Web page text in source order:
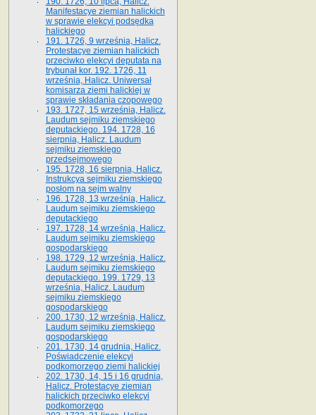
Manifestacye ziemian halickich
w sprawie elekcyi podsędka
halickiego
191. 1726, 9 września, Halicz.
Protestacye ziemian halickich
przeciwko elekcyi deputata na
trybunał kor. 192. 1726, 11
września, Halicz. Uniwersał
komisarza ziemi halickiej w
sprawie składania czopowego
193. 1727, 15 września, Halicz.
Laudum sejmiku ziemskiego
deputackiego. 194. 1728, 16
sierpnia, Halicz. Laudum
sejmiku ziemskiego
przedsejmowego
195. 1728, 16 sierpnia, Halicz.
Instrukcya sejmiku ziemskiego
posłom na sejm walny
196. 1728, 13 września, Halicz.
Laudum sejmiku ziemskiego
deputackiego
197. 1728, 14 września, Halicz.
Laudum sejmiku ziemskiego
gospodarskiego
198. 1729, 12 września, Halicz.
Laudum sejmiku ziemskiego
deputackiego. 199. 1729, 13
września, Halicz. Laudum
sejmiku ziemskiego
gospodarskiego
200. 1730, 12 września, Halicz.
Laudum sejmiku ziemskiego
gospodarskiego
201. 1730, 14 grudnia, Halicz.
Poświadczenie elekcyi
podkomorzego ziemi halickiej
202. 1730, 14, 15 i 16 grudnia,
Halicz. Protestacye ziemian
halickich przeciwko elekcyi
podkomorzego